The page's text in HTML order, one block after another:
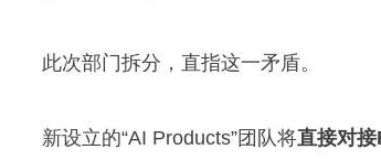
此次部门拆分，直指这一矛盾。
新设立的“AI Products”团队将直接对